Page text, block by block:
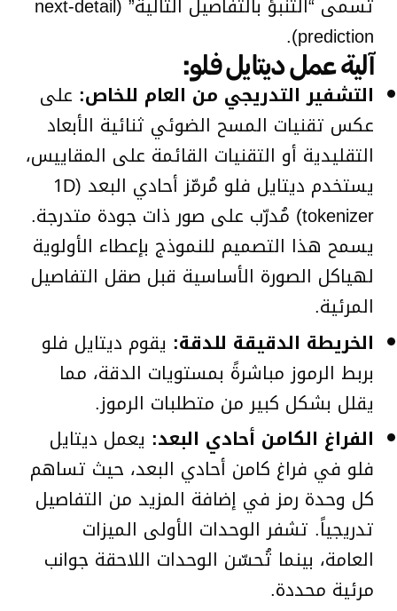
prediction).
آلية عمل ديتايل فلو:
التشفير التدريجي من العام للخاص: على
عكس تقنيات المسح الضوئي ثنائية الأبعاد
التقليدية أو التقنيات القائمة على المقاييس،
يستخدم ديتايل فلو مُرمّز أحادي البعد (1D
tokenizer) مُدرّب على صور ذات جودة متدرجة.
يسمح هذا التصميم للنموذج بإعطاء الأولوية
لهياكل الصورة الأساسية قبل صقل التفاصيل
المرئية.
الخريطة الدقيقة للدقة: يقوم ديتايل فلو
بربط الرموز مباشرةً بمستويات الدقة، مما
يقلل بشكل كبير من متطلبات الرموز.
الفراغ الكامن أحادي البعد: يعمل ديتايل
فلو في فراغ كامن أحادي البعد، حيث تساهم
كل وحدة رمز في إضافة المزيد من التفاصيل
تدريجياً. تشفر الوحدات الأولى الميزات
العامة، بينما تُحسّن الوحدات اللاحقة جوانب
مرئية محددة.